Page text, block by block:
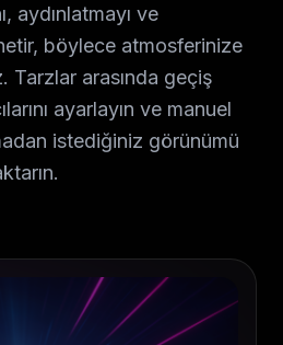
aydınlatmayı ve
böylece atmosferinize
Tarzlar arasında geçiş
ayarlayın ve manuel
istediğiniz görünümü